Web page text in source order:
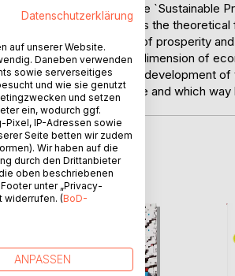
This study with the title `Sustainable
Of China ` analyzes the
It propounds the notion of prosperity
subsequently political dimension of
the Chinese economic development
can be sustainable and which way
BEIBoD
Datenschutzerklärung
auf unserer Website.
Daneben verwenden
sowie serverseitiges
und wie sie genutzt
und setzen
ein, wodurch ggf.
Pixel, IP-Adressen sowie
Seite betten wir zudem
Wir haben auf die
durch den Drittanbieter
oben beschriebenen
unter „Privacy-
widerrufen. (BoD-
ANPASSEN